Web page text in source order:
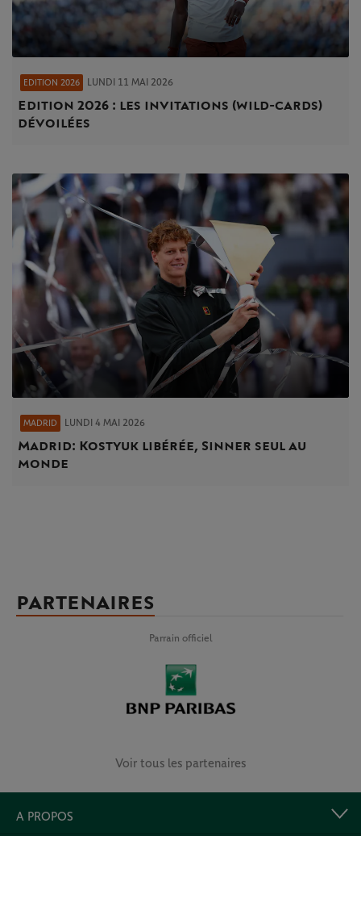
EDITION 2026 LUNDI 11 MAI 2026
Edition 2026 : les invitations (wild-cards)
dévoilées
MADRID LUNDI 4 MAI 2026
Madrid : Kostyuk libérée, Sinner seul au
monde
PARTENAIRES
Parrain officiel
Voir tous les partenaires
A PROPOS